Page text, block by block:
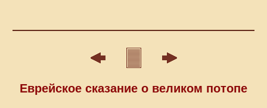
Еврейское сказание о великом потопе